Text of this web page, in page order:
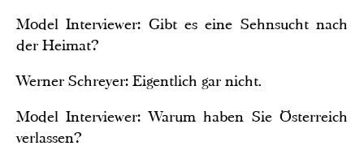
Model Interviewer: Gibt es eine Sehnsucht nach
der Heimat?
Werner Schreyer: Eigentlich gar nicht.
Model Interviewer: Warum haben Sie Österreich
verlassen?